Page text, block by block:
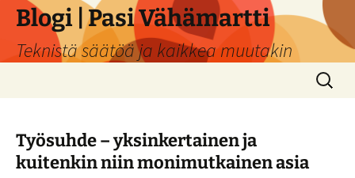
Siirry
sisältöön
Blogi | Pasi Vähämartti
Teknistä säätöä ja kaikkea muutakin
Haku:
Työsuhde – yksinkertainen ja
kuitenkin niin monimutkainen asia